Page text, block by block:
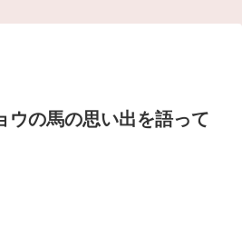
ウの馬の思い出を語って